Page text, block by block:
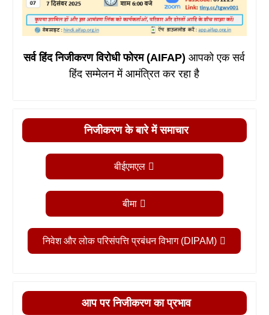
सर्व हिंद निजीकरण विरोधी फोरम (AIFAP)आपको एक सर्व
हिंद सम्मेलन में आमंत्रित कर रहा है
निजीकरण के बारे में समाचार
बीईएमएल
बीमा
निवेश और लोक परिसंपत्ति प्रबंधन विभाग (DIPAM)
आप पर निजीकरण का प्रभाव